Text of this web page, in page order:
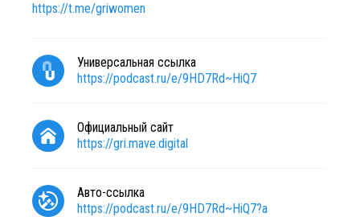
https://t.me/griwomen
Универсальная ссылка
https://podcast.ru/e/9HD7Rd~HiQ7
Официальный сайт
https://gri.mave.digital
Авто-ссылка
https://podcast.ru/e/9HD7Rd~HiQ7?a